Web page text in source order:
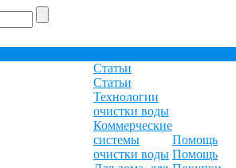
Статьи
Статьи
Технологии
очистки воды
Коммерческие
системы
очистки воды
Помощь
Помощь